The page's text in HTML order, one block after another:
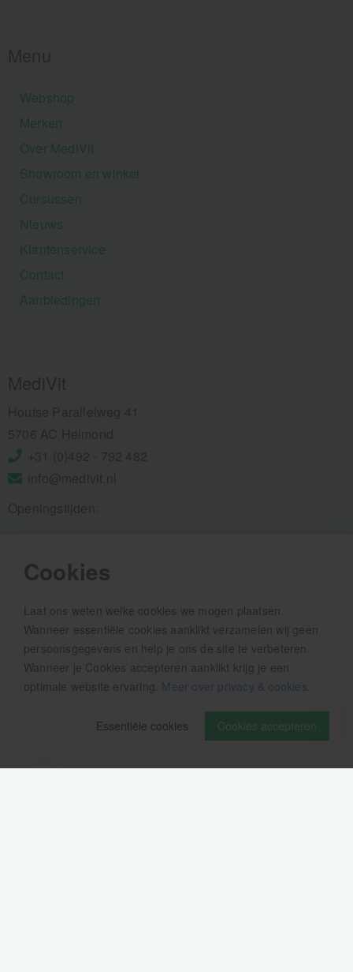
Cookies
Laat ons weten welke cookies we mogen plaatsen.
Wanneer essentiële cookies aanklikt verzamelen wij geen
persoonsgegevens en help je ons de site te verbeteren.
Wanneer je Cookies accepteren aanklikt krijg je een
optimale website ervaring. Meer over privacy & cookies
Cookies accepteren
Essentiële cookies
Webshop
Merken
Over MediVit
Showroom en winkel
Cursussen
Nieuws
Klantenservice
Contact
Aanbiedingen
08.00 - 12.30u
13.00 - 16.00u
Wij pauzeren tussen 12.30 en 13.00u
Aanmelden nieuwsbrief
Als eerste op de hoogte zijn van het laatste nieuws: